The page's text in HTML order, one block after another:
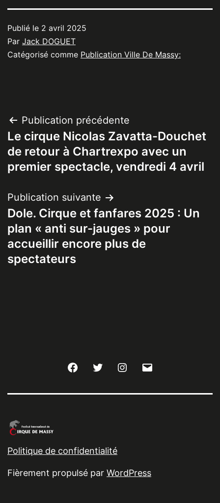
Publié le 2 avril 2025
Par Jack DOGUET
Catégorisé comme Publication Ville De Massy:
Navigation
de
l’article
Publication précédente
Le cirque Nicolas Zavatta-Douchet
de retour à Chartrexpo avec un
premier spectacle, vendredi 4 avril
Publication suivante
Dole. Cirque et fanfares 2025 : Un
plan « anti sur-jauges » pour
accueillir encore plus de
spectateurs
FacebookTwitter Instagram
Politique de confidentialité
Fièrement propulsé par WordPress